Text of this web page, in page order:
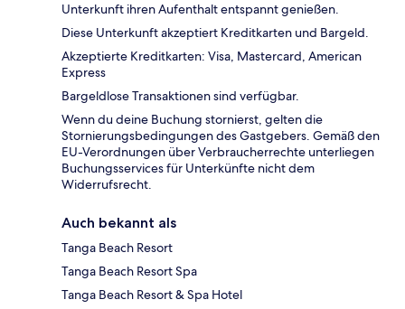
Unterkunft ihren Aufenthalt entspannt genießen.
Diese Unterkunft akzeptiert Kreditkarten und Bargeld.
Akzeptierte Kreditkarten: Visa, Mastercard, American
Express
Bargeldlose Transaktionen sind verfügbar.
Wenn du deine Buchung stornierst, gelten die
Stornierungsbedingungen des Gastgebers. Gemäß den
EU-Verordnungen über Verbraucherrechte unterliegen
Buchungsservices für Unterkünfte nicht dem
Widerrufsrecht.
Auch bekannt als
Tanga Beach Resort
Tanga Beach Resort Spa
Tanga Beach Resort & Spa Hotel